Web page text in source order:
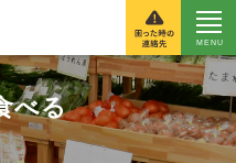
伊豆農業協同
べる